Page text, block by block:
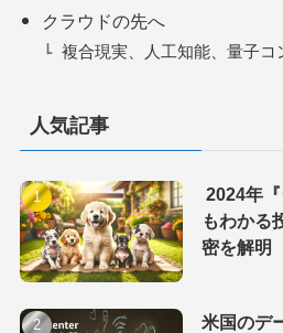
クラウドの先へ
複合現実、人工知能、量子コ
人気記事
2024年
もわかる
密を解明
米国のデ